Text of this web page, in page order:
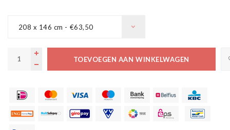
208 x 146 cm - €63,50
TOEVOEGEN AAN WINKELWAGEN